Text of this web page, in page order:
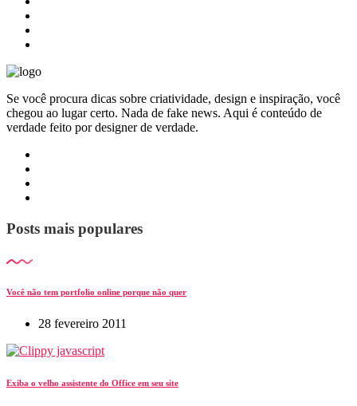
Se você procura dicas sobre criatividade, design e inspiração, você
chegou ao lugar certo. Nada de fake news. Aqui é conteúdo de
verdade feito por designer de verdade.
Posts mais populares
Você não tem portfolio online porque não quer
28 fevereiro 2011
Exiba o velho assistente do Office em seu site